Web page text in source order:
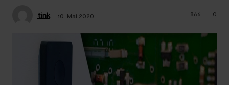
tink 10. Mai 2020 0
866